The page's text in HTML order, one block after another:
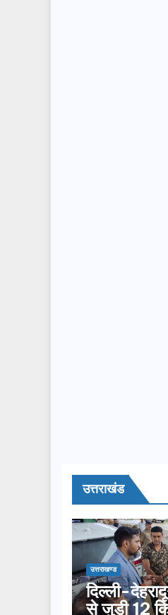
उत्तराखंड
उत्तराखण्ड
दिल्ली-
से जुड़ी 12